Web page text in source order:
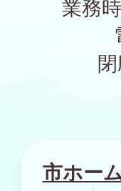
業務
市ホー